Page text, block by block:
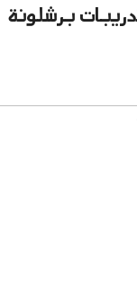
برشلونة